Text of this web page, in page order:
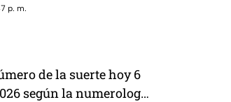
p. m.
de la suerte hoy 6
según la numerología